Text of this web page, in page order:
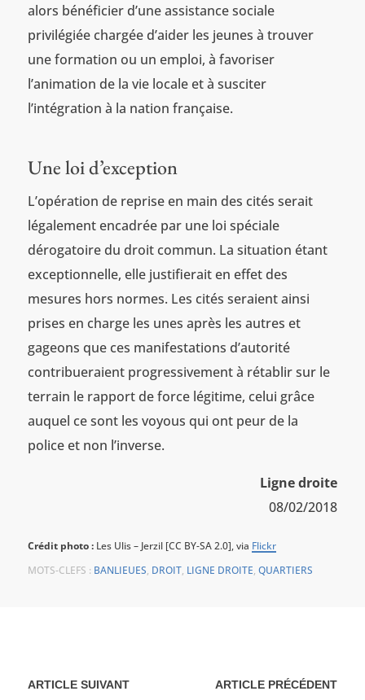
alors bénéficier d’une assistance sociale
privilégiée chargée d’aider les jeunes à trouver
une formation ou un emploi, à favoriser
l’animation de la vie locale et à susciter
l’intégration à la nation française.
Une loi d’exception
L’opération de reprise en main des cités serait
légalement encadrée par une loi spéciale
dérogatoire du droit commun. La situation étant
exceptionnelle, elle justifierait en effet des
mesures hors normes. Les cités seraient ainsi
prises en charge les unes après les autres et
gageons que ces manifestations d’autorité
contribueraient progressivement à rétablir sur le
terrain le rapport de force légitime, celui grâce
auquel ce sont les voyous qui ont peur de la
police et non l’inverse.
Ligne droite
08/02/2018
Crédit photo :Les Ulis – Jerzil [CC BY-SA 2.0], via Flickr
MOTS-CLEFS : BANLIEUES, DROIT, LIGNE DROITE, QUARTIERS